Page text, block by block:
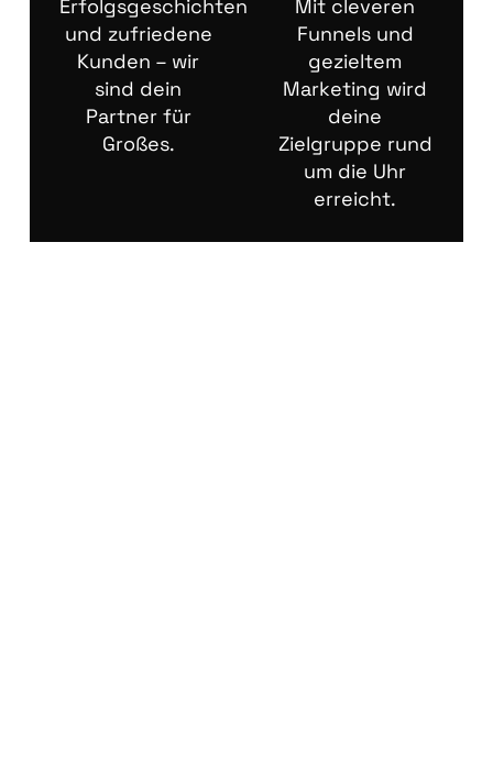
Erfolgsgeschichten
und zufriedene
Kunden – wir
sind dein
Partner für
Großes.
Mit cleveren
Funnels und
gezieltem
Marketing wird
deine
Zielgruppe rund
um die Uhr
erreicht.